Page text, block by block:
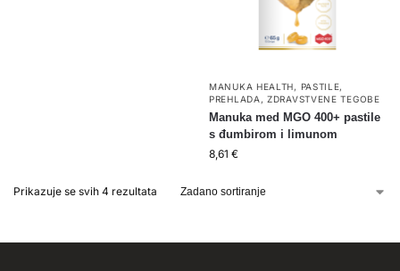
MANUKA HEALTH, PASTILE,
PREHLADA ,ZDRAVSTVENE TEGOBE
Manuka med MGO 400+ pastile
s đumbirom i limunom
8,61 €
Prikazuje se svih 4 rezultata